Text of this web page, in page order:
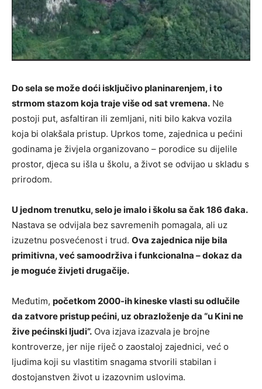
Do sela se može doći isključivo planinarenjem, i to
strmom stazom koja traje više od sat vremena. Ne
postoji put, asfaltiran ili zemljani, niti bilo kakva vozila
koja bi olakšala pristup. Uprkos tome, zajednica u pećini
godinama je živjela organizovano – porodice su dijelile
prostor, djeca su išla u školu, a život se odvijao u skladu s
prirodom.
U jednom trenutku, selo je imalo i školu sa čak 186 đaka.
Nastava se odvijala bez savremenih pomagala, ali uz
izuzetnu posvećenost i trud. Ova zajednica nije bila
primitivna, već samoodrživa i funkcionalna – dokaz da
je moguće živjeti drugačije.
Međutim, početkom 2000-ih kineske vlasti su odlučile
da zatvore pristup pećini, uz obrazloženje da “u Kini ne
žive pećinski ljudi”. Ova izjava izazvala je brojne
kontroverze, jer nije riječ o zaostaloj zajednici, već o
ljudima koji su vlastitim snagama stvorili stabilan i
dostojanstven život u izazovnim uslovima.